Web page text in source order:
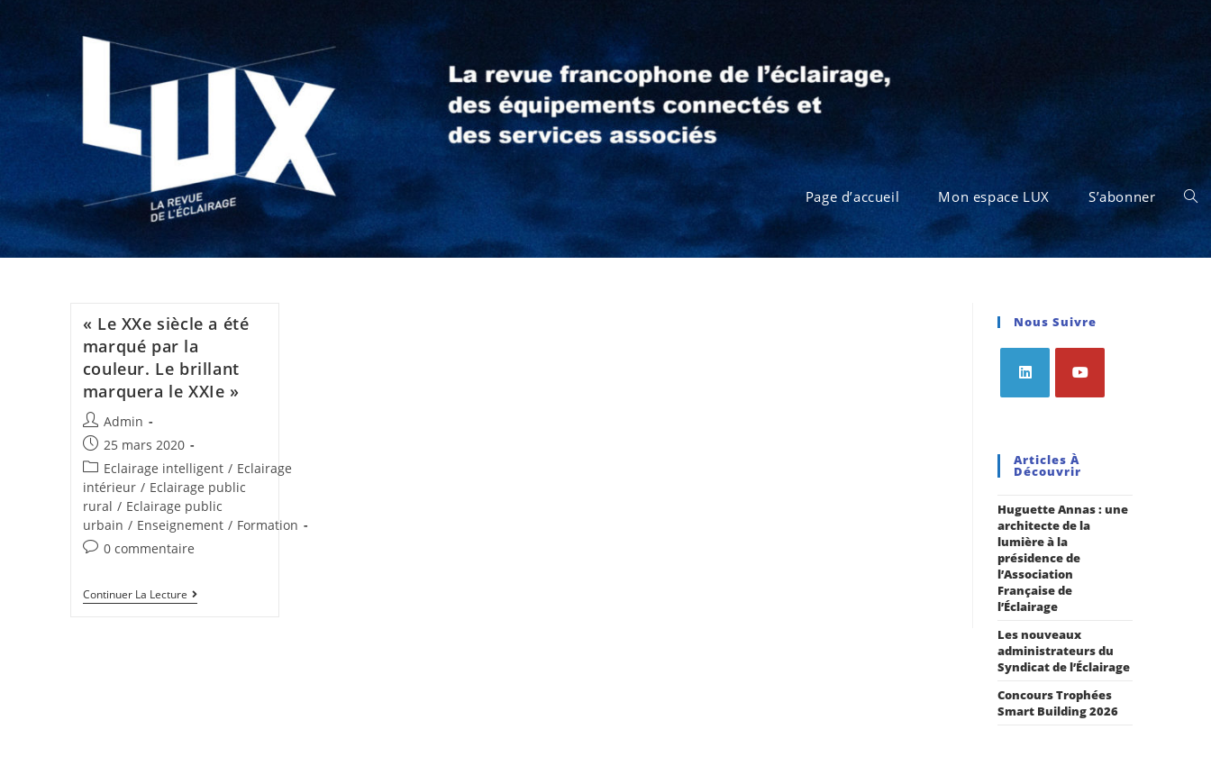
Page d’accueil Mon espace LUX S’abonner
« Le XXe siècle a été
marqué par la
couleur. Le brillant
marquera le XXIe »
Admin
25 mars 2020
Eclairage intelligent / Eclairage
intérieur / Eclairage public
rural / Eclairage public
urbain / Enseignement / Formation
0 commentaire
Continuer La Lecture
Nous Suivre
Articles À
Découvrir
Huguette Annas : une
architecte de la
lumière à la
présidence de
l’Association
Française de
l’Éclairage
Les nouveaux
administrateurs du
Syndicat de l’Éclairage
Concours Trophées
Smart Building 2026